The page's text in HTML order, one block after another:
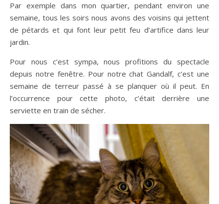
Par exemple dans mon quartier, pendant environ une
semaine, tous les soirs nous avons des voisins qui jettent
de pétards et qui font leur petit feu d’artifice dans leur
jardin.
Pour nous c’est sympa, nous profitions du spectacle
depuis notre fenêtre. Pour notre chat Gandalf, c’est une
semaine de terreur passé à se planquer où il peut. En
l’occurrence pour cette photo, c’était derrière une
serviette en train de sécher.